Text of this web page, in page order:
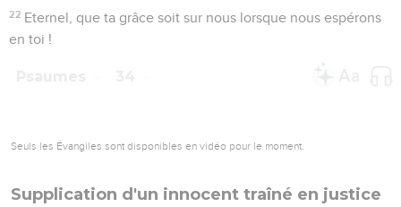
22 Eternel, que ta grâce soit sur nous lorsque nous espérons
en toi !
Seuls les Évangiles sont disponibles en vidéo pour le moment.
Supplication d'un innocent traîné en justice